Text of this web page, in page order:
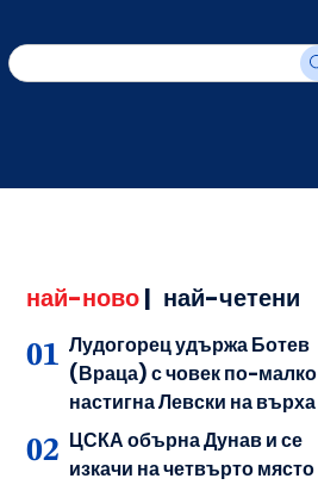
най-ново| най-четени
Лудогорец удържа Ботев
(Враца) с човек по-
настигна Левски на върха
ЦСКА обърна Дунав и се
изкачи на четвърто място